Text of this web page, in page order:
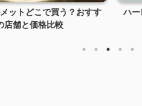
？おすす
ハーレーのプライマ
非推奨？理